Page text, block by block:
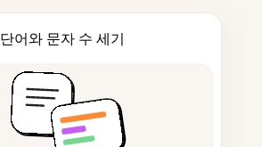
단어와 문자 수 세기